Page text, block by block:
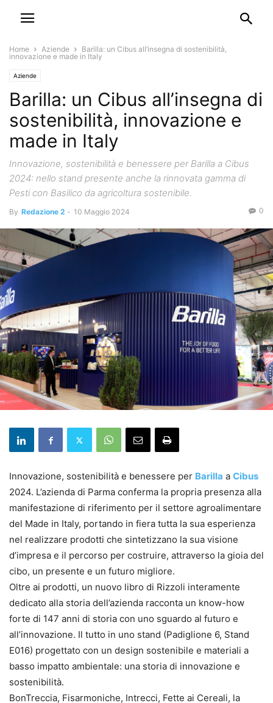
Home Aziende
Barilla: un Cibus all’insegna di sostenibilità,
innovazione e made in Italy
Aziende
Barilla: un Cibus all’insegna di
sostenibilità, innovazione e
made in Italy
Innovazione, sostenibilità e benessere per Barilla a Cibus
2024: nello stand presente anche la rinnovata gamma di
Pesti con Basilico da agricoltura sostenibile.
By Redazione 2 - 10 Maggio 2024 0
Innovazione, sostenibilità e benessere per Barilla a Cibus
2024. L’azienda di Parma conferma la propria presenza alla
manifestazione di riferimento per il settore agroalimentare
del Made in Italy, portando in fiera tutta la sua esperienza
nel realizzare prodotti che sintetizzano la sua visione
d’impresa e il percorso per costruire, attraverso la gioia del
cibo, un presente e un futuro migliore.
Oltre ai prodotti, un nuovo libro di Rizzoli interamente
dedicato alla storia dell’azienda racconta un know-how
forte di 147 anni di storia con uno sguardo al futuro e
all’innovazione. Il tutto in uno stand (Padiglione 6, Stand
E016) progettato con un design sostenibile e materiali a
basso impatto ambientale: una storia di innovazione e
sostenibilità.
BonTreccia, Fisarmoniche, Intrecci, Fette ai Cereali, la